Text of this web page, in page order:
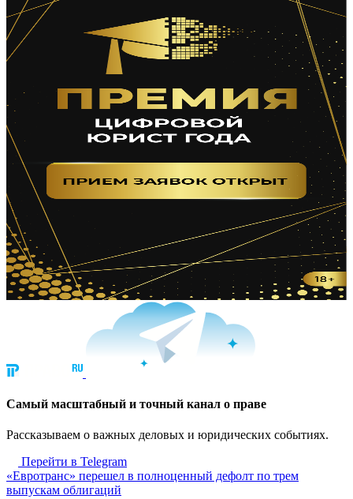
Cамый масштабный и точный канал о праве
Рассказываем о важных деловых и юридических событиях.
Перейти в Telegram
«Евротранс» перешел в полноценный дефолт по трем
выпускам облигаций